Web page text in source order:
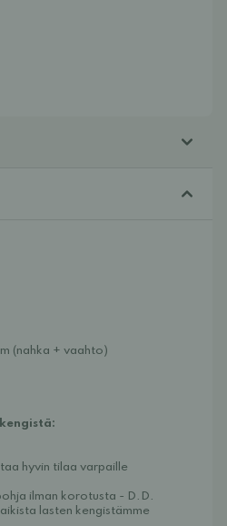
(nahka + vaahto)
hyvin tilaa varpaille
ilman korotusta - D.D.
lasten kengistämme